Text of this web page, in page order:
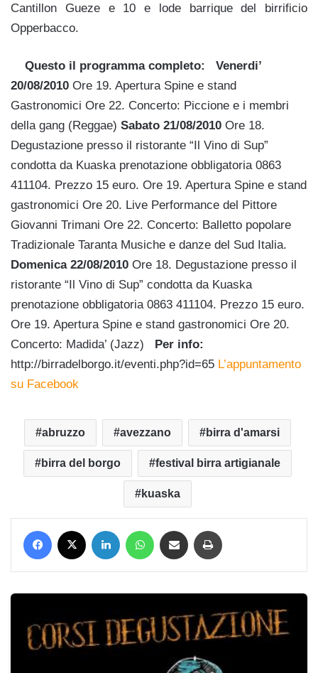
Cantillon Gueze e 10 e lode barrique del birrificio
Opperbacco.
Questo il programma completo:
Venerdi’
20/08/2010 Ore 19. Apertura Spine e stand
Gastronomici Ore 22. Concerto: Piccione e i membri
della gang (Reggae) Sabato 21/08/2010 Ore 18.
Degustazione presso il ristorante “Il Vino di Sup”
condotta da Kuaska prenotazione obbligatoria 0863
411104. Prezzo 15 euro. Ore 19. Apertura Spine e stand
gastronomici Ore 20. Live Performance del Pittore
Giovanni Trimani Ore 22. Concerto: Balletto popolare
Tradizionale Taranta Musiche e danze del Sud Italia.
Domenica 22/08/2010 Ore 18. Degustazione presso il
ristorante “Il Vino di Sup” condotta da Kuaska
prenotazione obbligatoria 0863 411104. Prezzo 15 euro.
Ore 19. Apertura Spine e stand gastronomici Ore 20.
Concerto: Madida’ (Jazz) Per info:
http://birradelborgo.it/eventi.php?id=65 L’appuntamento
su Facebook
abruzzo avezzano birra d'amarsi
birra del borgo festival birra artigianale
kuaska
Facebook LinkedIn WhatsApp Condividi via mail